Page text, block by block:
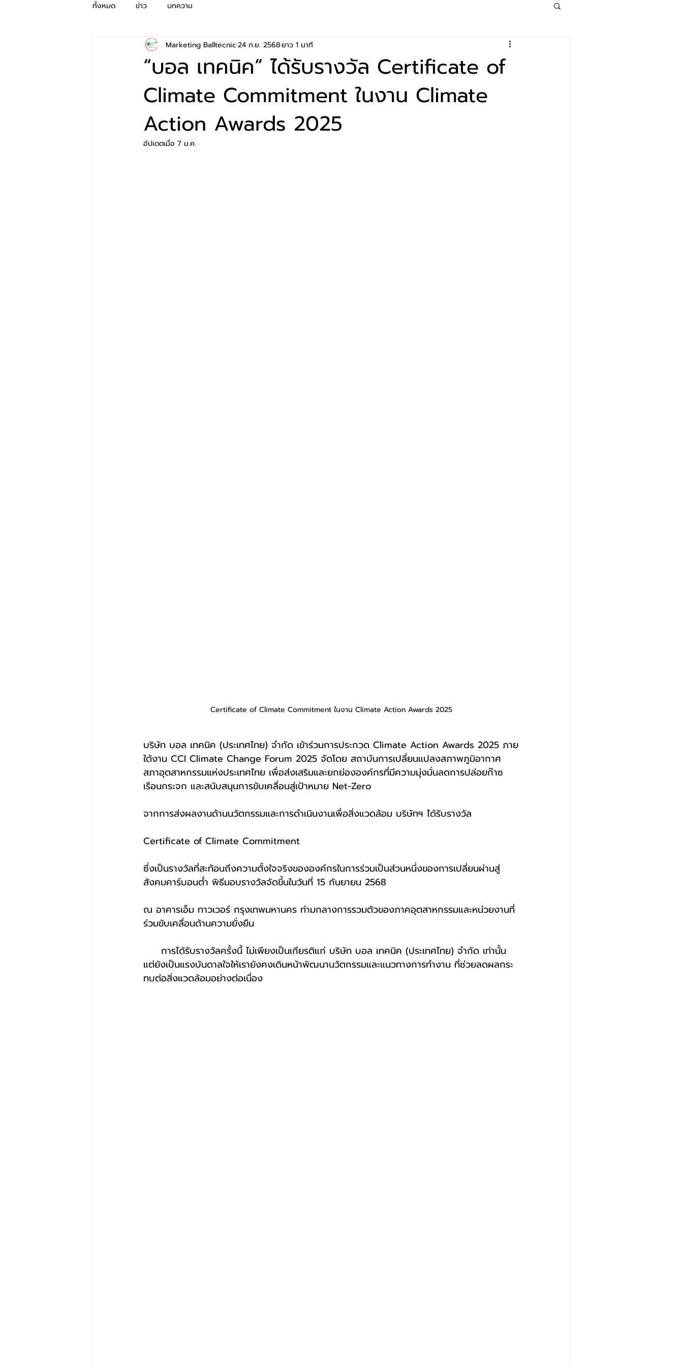
ทั้งหมด ข่าว บทความ
“บอล เทคนิค” ได้รับรางวัล Certificate of
Climate Commitment ในงาน Climate
Action Awards 2025
Marketing Balltecnic24 ก.ย. 2568ยาว 1 นาที
อัปเดตเมื่อ 7 ม.ค.
Certificate of Climate Commitment ในงาน Climate Action Awards 2025
บริษัท บอล เทคนิค (ประเทศไทย) จำกัด เข้าร่วมการประกวด Climate Action Awards 2025 ภาย
ใต้งาน CCI Climate Change Forum 2025 จัดโดย สถาบันการเปลี่ยนแปลงสภาพภูมิอากาศ
สภาอุตสาหกรรมแห่งประเทศไทย เพื่อส่งเสริมและยกย่ององค์กรที่มีความมุ่งมั่นลดการปล่อยก๊าซ
เรือนกระจก และสนับสนุนการขับเคลื่อนสู่เป้าหมาย Net-Zero
จากการส่งผลงานด้านนวัตกรรมและการดำเนินงานเพื่อสิ่งแวดล้อม บริษัทฯ ได้รับรางวัล
Certificate of Climate Commitment
ซึ่งเป็นรางวัลที่สะท้อนถึงความตั้งใจจริงขององค์กรในการร่วมเป็นส่วนหนึ่งของการเปลี่ยนผ่านสู่
สังคมคาร์บอนต่ำ พิธีมอบรางวัลจัดขึ้นในวันที่ 15 กันยายน 2568
ณ อาคารเอ็ม ทาวเวอร์ กรุงเทพมหานคร ท่ามกลางการรวมตัวของภาคอุตสาหกรรมและหน่วยงานที่
ร่วมขับเคลื่อนด้านความยั่งยืน
การได้รับรางวัลครั้งนี้ ไม่เพียงเป็นเกียรติแก่ บริษัท บอล เทคนิค (ประเทศไทย) จำกัด เท่านั้น
แต่ยังเป็นแรงบันดาลใจให้เรายังคงเดินหน้าพัฒนานวัตกรรมและแนวทางการทำงาน ที่ช่วยลดผลกระ
ทบต่อสิ่งแวดล้อมอย่างต่อเนื่อง